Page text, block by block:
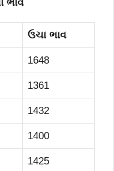
ભાવ
ઉચા ભાવ
1648
1361
1432
1400
1425